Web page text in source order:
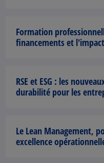
Formation
financements et
RSE et ESG : les
durabilité pour les
Le Lean Management,
excellence